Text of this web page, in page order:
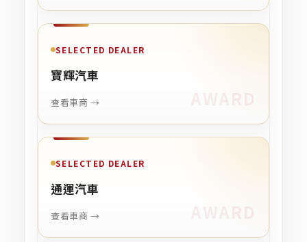
SELECTED DEALER
寶輝汽車
查看車商 →
SELECTED DEALER
通運汽車
查看車商 →